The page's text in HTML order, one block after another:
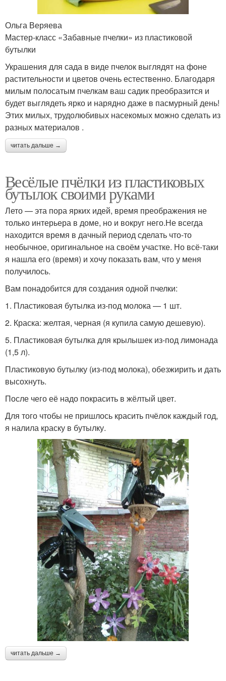
Ольга Веряева
Мастер-класс «Забавные пчелки» из пластиковой
бутылки
Украшения для сада в виде пчелок выглядят на фоне
растительности и цветов очень естественно. Благодаря
милым полосатым пчелкам ваш садик преобразится и
будет выглядеть ярко и нарядно даже в пасмурный день!
Этих милых, трудолюбивых насекомых можно сделать из
разных материалов .
читать дальше →
Весёлые пчёлки из пластиковых
бутылок своими руками
Лето — эта пора ярких идей, время преображения не
только интерьера в доме, но и вокруг него.Не всегда
находится время в дачный период сделать что-то
необычное, оригинальное на своём участке. Но всё-таки
я нашла его (время) и хочу показать вам, что у меня
получилось.
Вам понадобится для создания одной пчелки:
1. Пластиковая бутылка из-под молока — 1 шт.
2. Краска: желтая, черная (я купила самую дешевую).
5. Пластиковая бутылка для крылышек из-под лимонада
(1,5 л).
Пластиковую бутылку (из-под молока), обезжирить и дать
высохнуть.
После чего её надо покрасить в жёлтый цвет.
Для того чтобы не пришлось красить пчёлок каждый год,
я налила краску в бутылку.
читать дальше →